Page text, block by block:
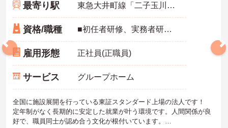
最寄り駅 東急大井町線「二子玉川駅」バス・車9分
資格/職種 ■初任者研修、実務者研修のいずれかをお持ちの方 ■介護経験(3年以上)必須
雇用形態 正社員(正職員)
サービス グループホーム
全国に施設展開を行っている東証スタンダード上場の法人です！
定年制がなく長期的に安定した就業が叶う環境です。人間関係が良
好で、職員同士が認め合う文化が根付いています。